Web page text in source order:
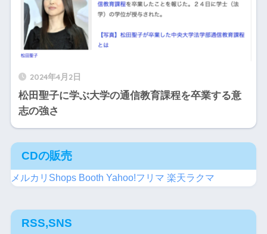
2024年4月2日
松田聖子に学ぶ大学の通信教育課程を卒業する意
志の強さ
CDの販売
メルカリShops Booth Yahoo!フリマ 楽天ラクマ
RSS,SNS